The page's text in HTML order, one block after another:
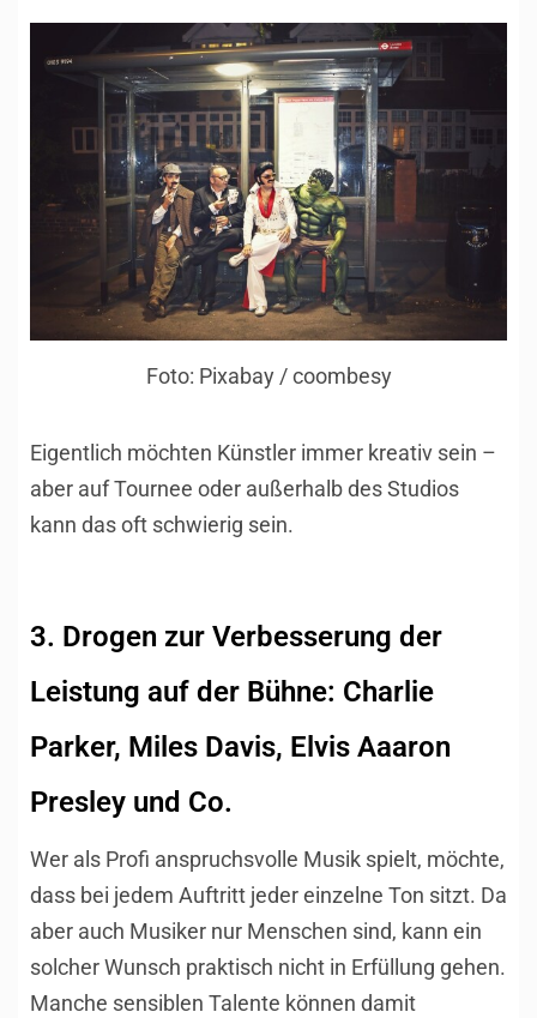
Foto: Pixabay / coombesy
Eigentlich möchten Künstler immer kreativ sein –
aber auf Tournee oder außerhalb des Studios
kann das oft schwierig sein.
3. Drogen zur Verbesserung der
Leistung auf der Bühne: Charlie
Parker, Miles Davis, Elvis Aaaron
Presley und Co.
Wer als Profi anspruchsvolle Musik spielt, möchte,
dass bei jedem Auftritt jeder einzelne Ton sitzt. Da
aber auch Musiker nur Menschen sind, kann ein
solcher Wunsch praktisch nicht in Erfüllung gehen.
Manche sensiblen Talente können damit